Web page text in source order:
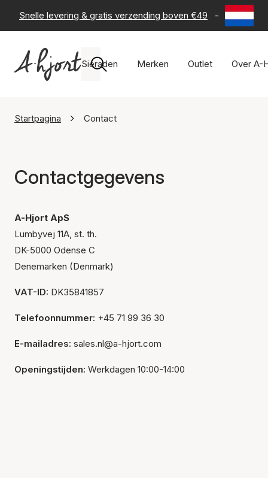
Snelle levering & gratis verzending boven €49 - 60 dagen
Sieraden Merken Outlet Over A-
Startpagina Contact
Contactgegevens
A-Hjort ApS
Lumbyvej 11A, st. th.
DK-5000 Odense C
Denemarken (Denmark)
VAT-ID: DK35841857
Telefoonnummer: +45 71 99 36 30
E-mailadres: sales.nl@a-hjort.com
Openingstijden: Werkdagen 10:00-14:00